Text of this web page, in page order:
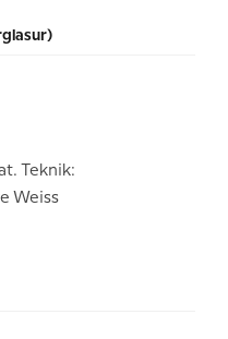
Teknik:
Weiss